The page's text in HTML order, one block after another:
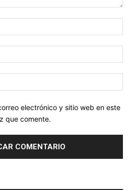
electrónico y sitio web en este
que comente.